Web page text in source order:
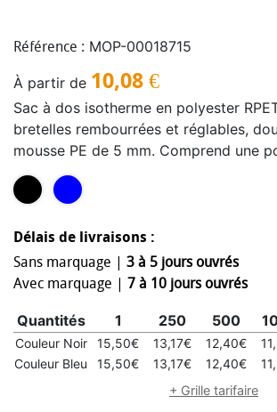
Référence : MOP-00018715
À partir de 10,08 €
Sac à dos isotherme en polyester
bretelles rembourrées et réglables,
mousse PE de 5 mm. Comprend une
deux poches latérales en maille.
Délais de livraisons :
Sans marquage | 3 à 5 jours ouvrés
Avec marquage | 7 à 10 jours ouvrés
Quantités 1 250 500
Couleur Noir 15,50€ 13,17€ 12,40€
Couleur Bleu
15,50€ 13,17€ 12,40€
+ Grille tarifaire